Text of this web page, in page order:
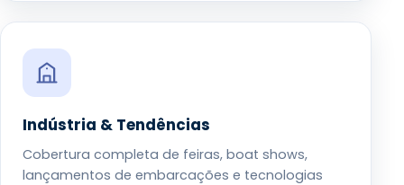
Indústria & Tendências
Cobertura completa de feiras, boat shows,
lançamentos de embarcações e tecnologias